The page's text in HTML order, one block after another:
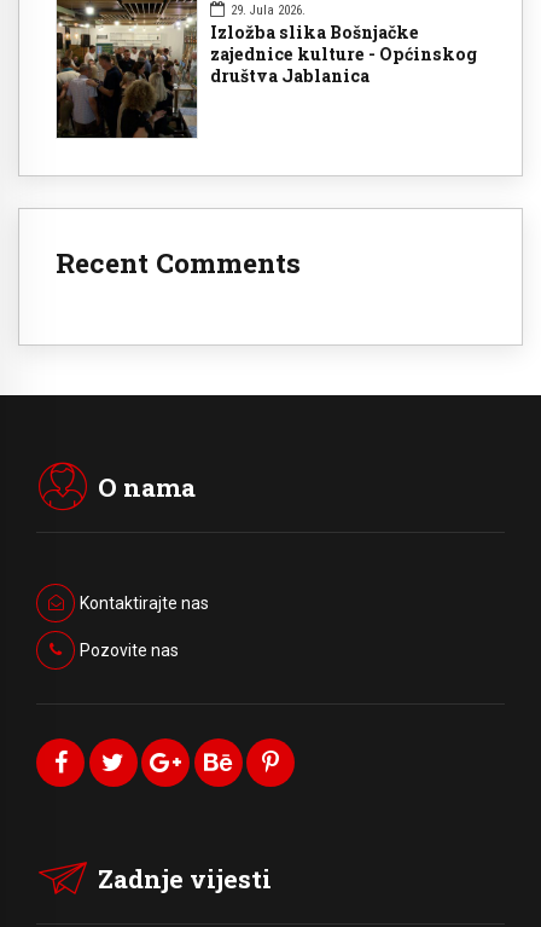
29. Jula 2026.
Izložba slika Bošnjačke
zajednice kulture - Općinskog
društva Jablanica
Recent Comments
O nama
Kontaktirajte nas
Pozovite nas
Zadnje vijesti